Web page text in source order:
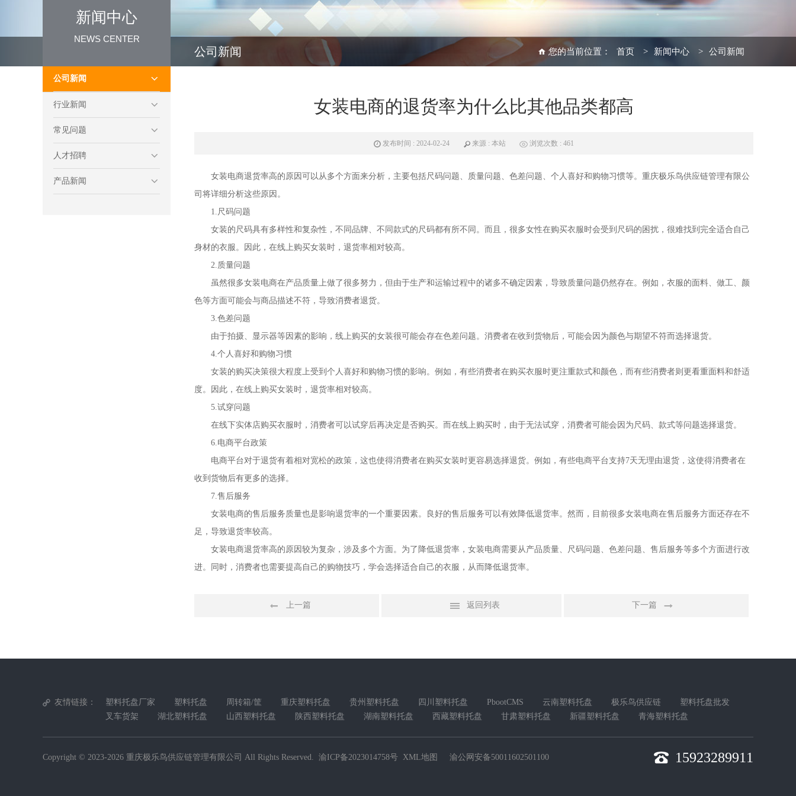
新闻中心
NEWS CENTER
公司新闻
行业新闻
常见问题
人才招聘
产品新闻
公司新闻 您的当前位置： 首页 > 新闻中心 > 公司新闻
女装电商的退货率为什么比其他品类都高
发布时间 : 2024-02-24 来源 : 本站 浏览次数 : 461
女装电商退货率高的原因可以从多个方面来分析，主要包括尺码问题、质量问题、色差问题、个人喜好和购物习惯等。重庆极乐鸟供应链管理有限公
司将详细分析这些原因。
1.尺码问题
女装的尺码具有多样性和复杂性，不同品牌、不同款式的尺码都有所不同。而且，很多女性在购买衣服时会受到尺码的困扰，很难找到完全适合自己
身材的衣服。因此，在线上购买女装时，退货率相对较高。
2.质量问题
虽然很多女装电商在产品质量上做了很多努力，但由于生产和运输过程中的诸多不确定因素，导致质量问题仍然存在。例如，衣服的面料、做工、颜
色等方面可能会与商品描述不符，导致消费者退货。
3.色差问题
由于拍摄、显示器等因素的影响，线上购买的女装很可能会存在色差问题。消费者在收到货物后，可能会因为颜色与期望不符而选择退货。
4.个人喜好和购物习惯
女装的购买决策很大程度上受到个人喜好和购物习惯的影响。例如，有些消费者在购买衣服时更注重款式和颜色，而有些消费者则更看重面料和舒适
度。因此，在线上购买女装时，退货率相对较高。
5.试穿问题
在线下实体店购买衣服时，消费者可以试穿后再决定是否购买。而在线上购买时，由于无法试穿，消费者可能会因为尺码、款式等问题选择退货。
6.电商平台政策
电商平台对于退货有着相对宽松的政策，这也使得消费者在购买女装时更容易选择退货。例如，有些电商平台支持7天无理由退货，这使得消费者在
收到货物后有更多的选择。
7.售后服务
女装电商的售后服务质量也是影响退货率的一个重要因素。良好的售后服务可以有效降低退货率。然而，目前很多女装电商在售后服务方面还存在不
足，导致退货率较高。
女装电商退货率高的原因较为复杂，涉及多个方面。为了降低退货率，女装电商需要从产品质量、尺码问题、色差问题、售后服务等多个方面进行改
进。同时，消费者也需要提高自己的购物技巧，学会选择适合自己的衣服，从而降低退货率。
上一篇 返回列表 下一篇
友情链接： 塑料托盘厂家 塑料托盘 周转箱/筐 重庆塑料托盘 贵州塑料托盘 四川塑料托盘 PbootCMS 云南塑料托盘 极乐鸟供应链
塑料托盘批发
叉车货架
湖北塑料托盘 山西塑料托盘 陕西塑料托盘 湖南塑料托盘 西藏塑料托盘 甘肃塑料托盘 新疆塑料托盘 青海塑料托盘
Copyright © 2023-2026 重庆极乐鸟供应链管理有限公司 All Rights Reserved. 渝ICP备2023014758号 XML地图 渝公网安备50011602501100 15923289911